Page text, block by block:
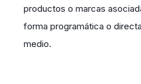
productos o marcas
forma programática o
medio.